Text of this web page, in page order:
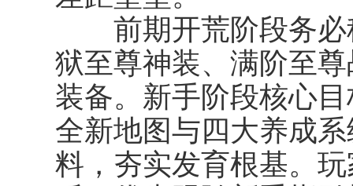
前期开荒阶段务必
狱至尊神装、满阶至
装备。新手阶段核心
全新地图与四大养成
料，夯实发育根基。